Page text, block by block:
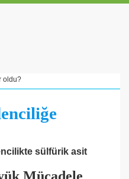
oldu?
sülfürik asit